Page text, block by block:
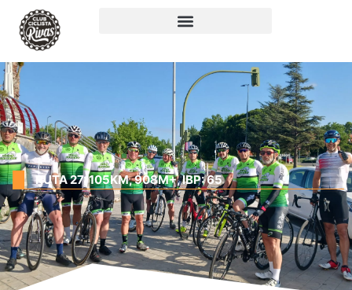
RUTA 27: 105KM, 908M+, IBP: 65